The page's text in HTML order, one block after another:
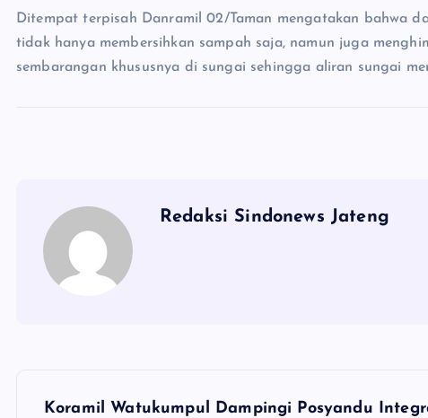
Ditempat terpisah Danramil 02/Taman mengatakan bahwa
tidak hanya membersihkan sampah saja, namun juga
sembarangan khususnya di sungai sehingga aliran sungai
Redaksi Sindonews Jateng
NKoramil Watukumpul Dampingi Posyandu